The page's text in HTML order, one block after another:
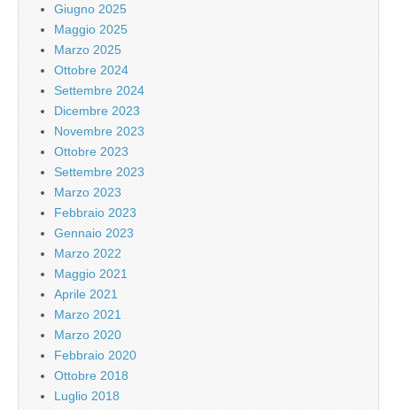
Giugno 2025
Maggio 2025
Marzo 2025
Ottobre 2024
Settembre 2024
Dicembre 2023
Novembre 2023
Ottobre 2023
Settembre 2023
Marzo 2023
Febbraio 2023
Gennaio 2023
Marzo 2022
Maggio 2021
Aprile 2021
Marzo 2021
Marzo 2020
Febbraio 2020
Ottobre 2018
Luglio 2018